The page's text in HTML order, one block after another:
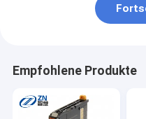
Empfohlene Produkte